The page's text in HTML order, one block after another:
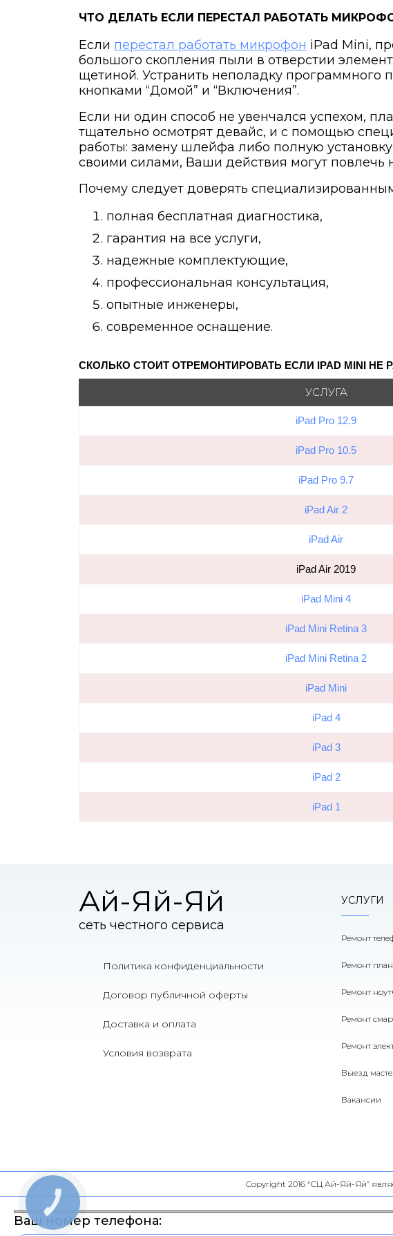
ЧТО ДЕЛАТЬ ЕСЛИ ПЕРЕСТАЛ РАБОТАТЬ
Если перестал работать микрофон iPad Mini,
большого скопления пыли в отверстии
щетиной. Устранить неполадку программного
кнопками “Домой” и “Включения”.
Если ни один способ не увенчался успехом,
тщательно осмотрят девайс, и с помощью
работы: замену шлейфа либо полную
своими силами, Ваши действия могут повлечь
Почему следует доверять
полная бесплатная диагностика,
гарантия на все услуги,
надежные комплектующие,
профессиональная консультация,
опытные инженеры,
современное оснащение.
СКОЛЬКО СТОИТ ОТРЕМОНТИРОВАТЬ ЕСЛИ IPAD MINI НЕ
УСЛУГА
iPad Pro 12.9
iPad Pro 10.5
iPad Pro 9.7
iPad Air 2
iPad Air
iPad Air 2019
iPad Mini 4
iPad Mini Retina 3
iPad Mini Retina 2
iPad Mini
iPad 4
iPad 3
iPad 2
iPad 1
Ай-Яй-Яй
сеть честного сервиса
Политика конфиденциальности
Договор публичной оферты
Доставка и оплата
Условия возврата
УСЛУГИ
Ремонт
Ремонт
Ремонт
Ремонт
Ремонт
Выезд
Вакансии
Copyright 2016 “СЦ Ай-Яй-Яй”
Ваш номер телефона:
КНОПКА
СВЯЗИ